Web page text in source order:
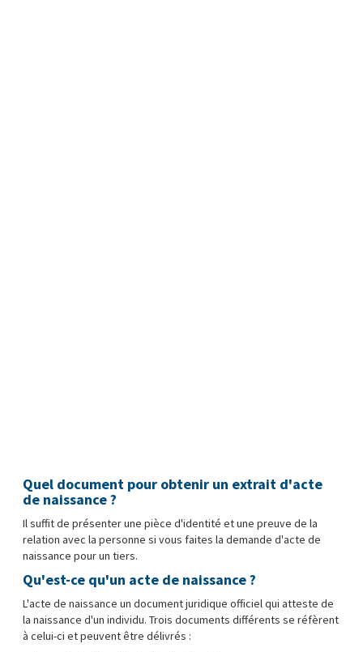
Quel document pour obtenir un extrait d'acte
de naissance ?
Il suffit de présenter une pièce d'identité et une preuve de la
relation avec la personne si vous faites la demande d'acte de
naissance pour un tiers.
Qu'est-ce qu'un acte de naissance ?
L'acte de naissance un document juridique officiel qui atteste de
la naissance d'un individu. Trois documents différents se réfèrent
à celui-ci et peuvent être délivrés :